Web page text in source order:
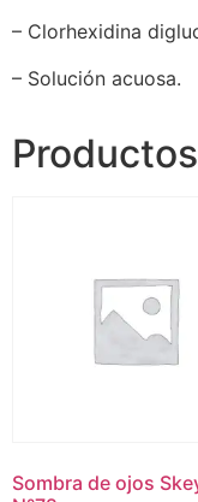
– Clorhexidina
– Solución acuosa.
Sombra de ojos